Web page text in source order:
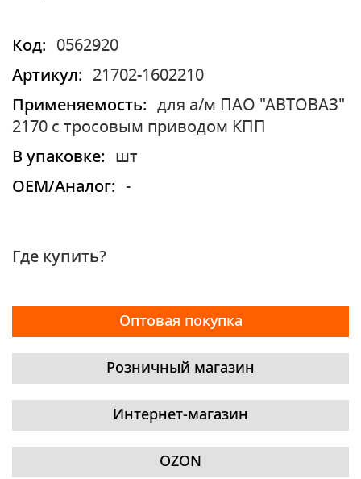
Код:
0562920
Артикул:
21702-1602210
Применяемость:
для а/м ПАО "АВТОВАЗ"
2170 с тросовым приводом КПП
В упаковке:
шт
OEM/Аналог:
-
Где купить?
Оптовая покупка
Розничный магазин
Интернет-магазин
OZON